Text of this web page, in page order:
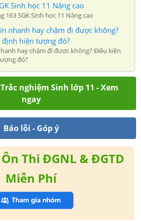
Sinh học 11 Nâng cao
163 SGK Sinh học 11 Nâng cao
nhanh hay chậm đi được không?
hiện tượng đó?
hay chậm đi được không? Điều kiện
đó?
nghiệm Sinh lớp 11 - Xem
ngay
Báo lỗi - Góp ý
Thi ĐGNL & ĐGTD
Miễn Phí